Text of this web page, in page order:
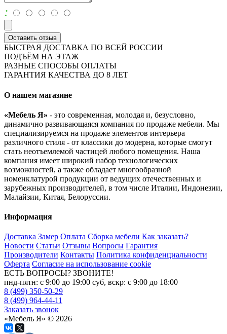
:
Оставить отзыв
БЫСТРАЯ ДОСТАВКА ПО ВСЕЙ РОССИИ
ПОДЪЁМ НА ЭТАЖ
РАЗНЫЕ СПОСОБЫ ОПЛАТЫ
ГАРАНТИЯ КАЧЕСТВА ДО 8 ЛЕТ
О нашем магазине
«Мебель Я» - это современная, молодая и, безусловно,
динамично развивающаяся компания по продаже мебели. Мы
специализируемся на продаже элементов интерьера
различного стиля - от классики до модерна, которые смогут
стать неотъемлемой частицей любого помещения. Наша
компания имеет широкий набор технологических
возможностей, а также обладает многообразной
номенклатурой продукции от ведущих отечественных и
зарубежных производителей, в том числе Италии, Индонезии,
Малайзии, Китая, Белоруссии.
Информация
Доставка Замер Оплата Сборка мебели Как заказать?
Новости Статьи Отзывы Вопросы Гарантия
Производители Контакты Политика конфиденциальности
Оферта Согласие на использование cookie
ЕСТЬ ВОПРОСЫ? ЗВОНИТЕ!
пнд-пятн: с 9:00 до 19:00 суб, вскр: с 9:00 до 18:00
8 (499) 350-50-29
8 (499) 964-44-11
Заказать звонок
«Мебель Я» © 2026